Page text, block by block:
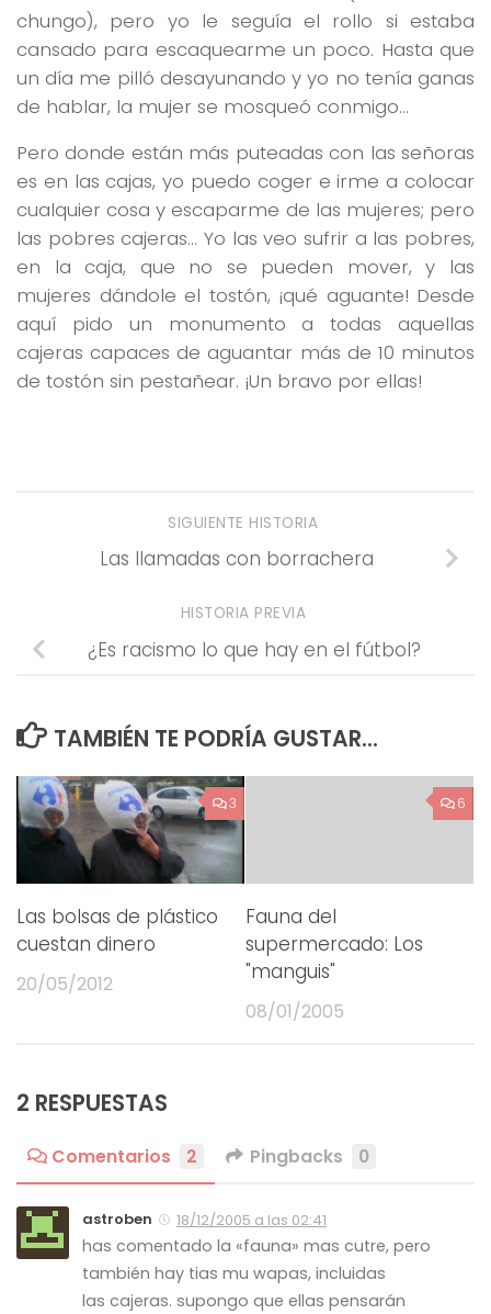
chungo), pero yo le seguía el rollo si estaba
cansado para escaquearme un poco. Hasta que
un día me pilló desayunando y yo no tenía ganas
de hablar, la mujer se mosqueó conmigo…
Pero donde están más puteadas con las señoras
es en las cajas, yo puedo coger e irme a colocar
cualquier cosa y escaparme de las mujeres; pero
las pobres cajeras… Yo las veo sufrir a las pobres,
en la caja, que no se pueden mover, y las
mujeres dándole el tostón, ¡qué aguante! Desde
aquí pido un monumento a todas aquellas
cajeras capaces de aguantar más de 10 minutos
de tostón sin pestañear. ¡Un bravo por ellas!
SIGUIENTE HISTORIA
Las llamadas con borrachera
HISTORIA PREVIA
¿Es racismo lo que hay en el fútbol?
TAMBIÉN TE PODRÍA GUSTAR...
3
Las bolsas de plástico
cuestan dinero
20/05/2012
6
Fauna del
supermercado: Los
"manguis"
08/01/2005
2 RESPUESTAS
Comentarios 2 Pingbacks 0
astroben 18/12/2005 a las 02:41
has comentado la «fauna» mas cutre, pero
también hay tias mu wapas, incluidas
las cajeras. supongo que ellas pensarán